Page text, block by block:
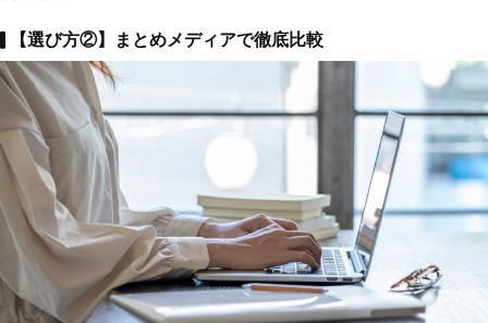
【選び方②】まとめメディアで徹底比較